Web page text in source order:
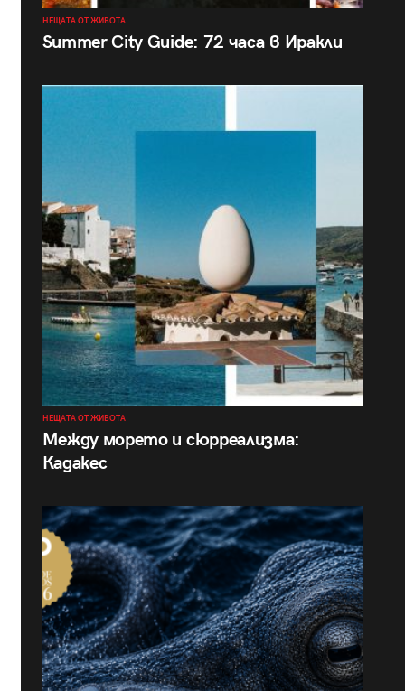
НЕЩАТА ОТ ЖИВОТА
Summer City Guide: 72 часа в Иракли
НЕЩАТА ОТ ЖИВОТА
Между морето и сюрреализма:
Кадакес